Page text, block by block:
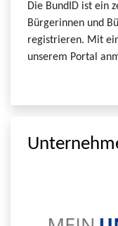
Die BundID ist ein
Bürgerinnen und
registrieren. Mit
unserem Portal